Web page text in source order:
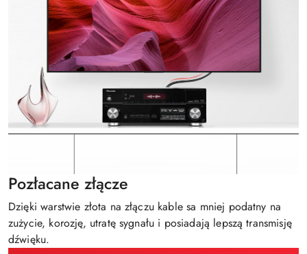
Pozłacane złącze
Dzięki warstwie złota na złączu kable sa mniej podatny na
zużycie, korozję, utratę sygnału i posiadają lepszą transmisję
dźwięku.